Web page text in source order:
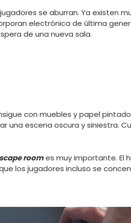
se aburran. Ya existen
electrónica de última
de una nueva sala.
con muebles y papel
una escena oscura y siniestra.
roomes muy importante. El
los jugadores incluso se